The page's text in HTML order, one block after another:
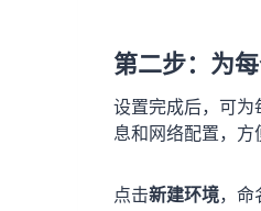
第二步：为
设置完成后，可
息和网络配置，方
点击新建环境，命